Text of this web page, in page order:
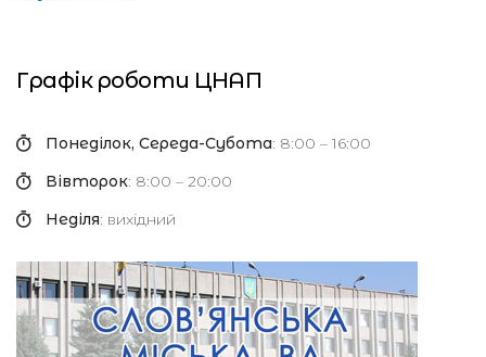
Графік роботи ЦНАП
Понеділок, Середа-Субота: 8:00 – 16:00
Вівторок: 8:00 – 20:00
Неділя: вихідний